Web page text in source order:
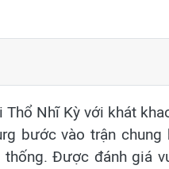
Nhĩ Kỳ với khát
bước vào trận
thống. Được đánh giá